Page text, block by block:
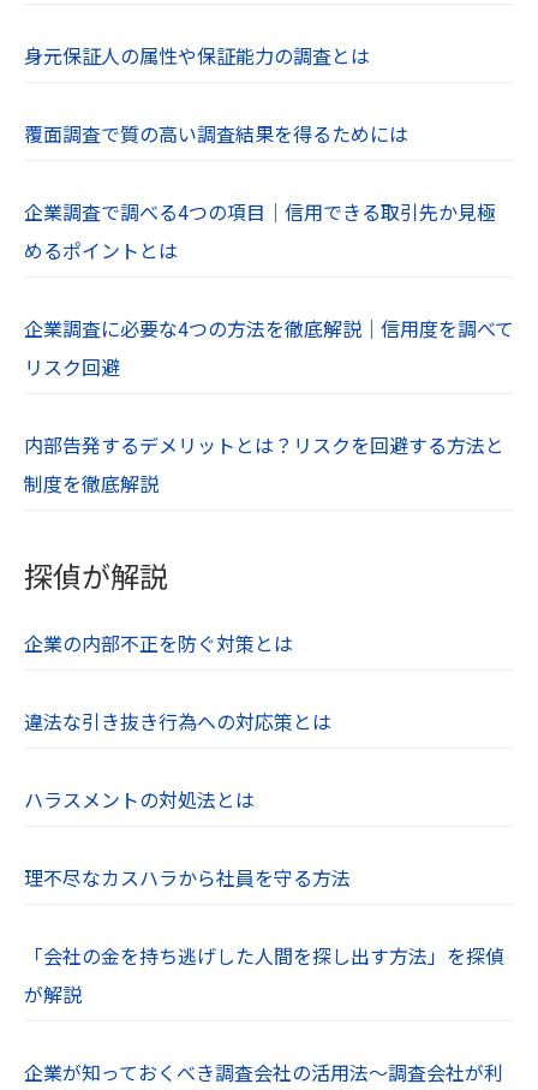
身元保証人の属性や保証能力の調査とは
覆面調査で質の高い調査結果を得るためには
企業調査で調べる4つの項目｜信用できる取引先か見極
めるポイントとは
企業調査に必要な4つの方法を徹底解説｜信用度を調べて
リスク回避
内部告発するデメリットとは？リスクを回避する方法と
制度を徹底解説
探偵が解説
企業の内部不正を防ぐ対策とは
違法な引き抜き行為への対応策とは
ハラスメントの対処法とは
理不尽なカスハラから社員を守る方法
「会社の金を持ち逃げした人間を探し出す方法」を探偵
が解説
企業が知っておくべき調査会社の活用法～調査会社が利